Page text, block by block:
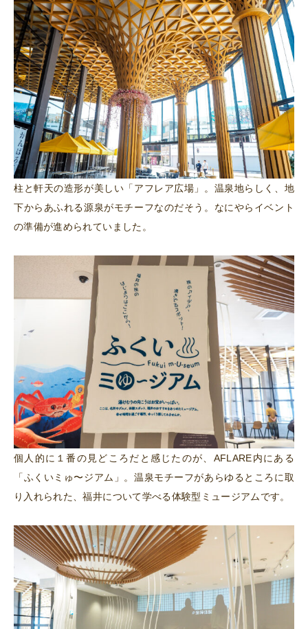
柱と軒天の造形が美しい「アフレア広場」。温泉地らしく、地
下からあふれる源泉がモチーフなのだそう。なにやらイベント
の準備が進められていました。
個人的に１番の見どころだと感じたのが、AFLARE内にある
「ふくいミゅ〜ジアム」。温泉モチーフがあらゆるところに取
り入れられた、福井について学べる体験型ミュージアムです。